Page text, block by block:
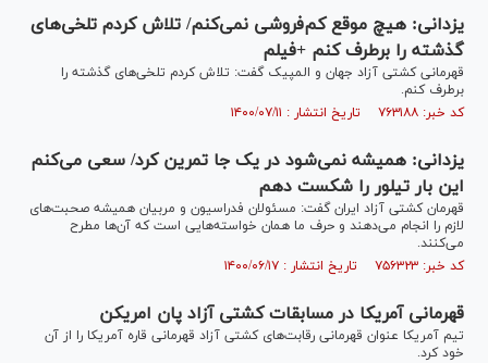
یزدانی: هیچ موقع کم‌فروشی نمی‌کنم/ تلاش کردم تلخی‌های
گذشته را برطرف کنم +فیلم
قهرمانی کشتی آزاد جهان و المپیک گفت: تلاش کردم تلخی‌های گذشته را
برطرف کنم.
کد خبر: ۷۶۳۱۸۸ تاریخ انتشار : ۱۴۰۰/۰۷/۱۱
یزدانی: همیشه نمی‌شود در یک جا تمرین کرد/ سعی می‌کنم
این بار تیلور را شکست دهم
قهرمان کشتی آزاد ایران گفت: مسئولان فدراسیون و مربیان همیشه صحبت‌های
لازم را انجام می‌دهند و حرف ما همان خواسته‌هایی است که آن‌ها مطرح
می‌کنند.
کد خبر: ۷۵۶۳۲۳ تاریخ انتشار : ۱۴۰۰/۰۶/۱۷
قهرمانی آمریکا در مسابقات کشتی آزاد پان امریکن
تیم آمریکا عنوان قهرمانی رقابت‌های کشتی آزاد قهرمانی قاره آمریکا را از آن
خود کرد.